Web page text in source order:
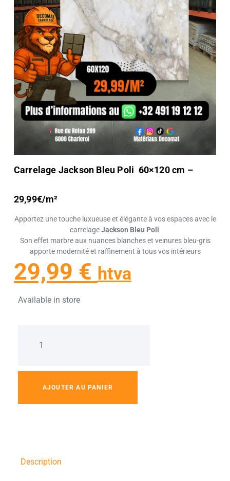
Carrelage Jackson Bleu Poli 60×120 cm –
29,99€/m²
Apportez une touche luxueuse et élégante à vos espaces avec le
carrelageJackson Bleu Poli
Son effet marbre aux nuances blanches et veinures bleu-gris
apporte modernité et raffinement à tous vos intérieurs
29,99 € htva
Available in store
AJOUTER AU PANIER
Description